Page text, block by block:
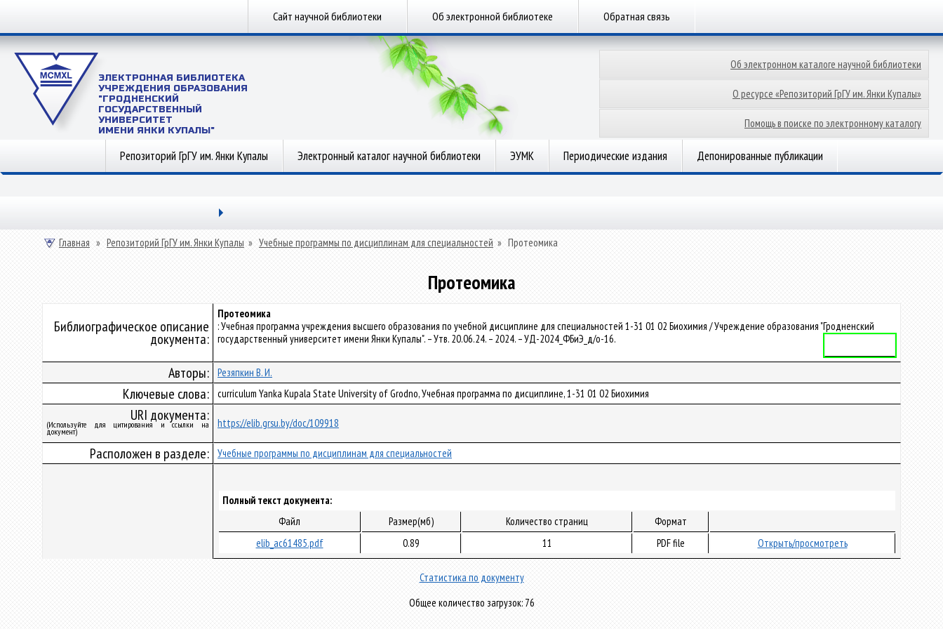
Сайт научной библиотеки Об электронной библиотеке Обратная связь
ЭЛЕКТРОННАЯ БИБЛИОТЕКА
УЧРЕЖДЕНИЯ ОБРАЗОВАНИЯ
"ГРОДНЕНСКИЙ
ГОСУДАРСТВЕННЫЙ
УНИВЕРСИТЕТ
ИМЕНИ ЯНКИ КУПАЛЫ"
Об электронном каталоге научной библиотеки
О ресурсе «Репозиторий ГрГУ им. Янки Купалы»
Помощь в поиске по электронному каталогу
Репозиторий ГрГУ им. Янки Купалы Электронный каталог научной библиотеки ЭУМК Периодические издания Депонированные публикации
Главная » Репозиторий ГрГУ им. Янки Купалы » Учебные программы по дисциплинам для специальностей » Протеомика
Протеомика
Библиографическое описание
документа:
Протеомика
: Учебная программа учреждения высшего образования по учебной дисциплине для специальностей 1-31 01 02 Биохимия / Учреждение образования "Гродненский
государственный университет имени Янки Купалы". – Утв. 20.06.24. – 2024. – УД-2024_ФБиЭ_д/о-16.
Авторы: Резяпкин В. И.
Ключевые слова: curriculum Yanka Kupala State University of Grodno, Учебная программа по дисциплине, 1-31 01 02 Биохимия
URI документа:
(Используйте для цитирования и ссылки на
документ)
https://elib.grsu.by/doc/109918
Расположен в разделе: Учебные программы по дисциплинам для специальностей
Полный текст документа:
Файл
Размер(мб) Количество страниц
Формат
elib_ac61485.pdf
0.89 11 PDF file Открыть/просмотреть
Статистика по документу
Общее количество загрузок: 76